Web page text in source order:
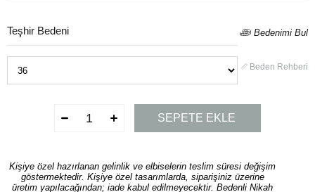
Bedenimi Bul
Beden Rehberi
Teşhir Bedeni
Kişiye özel hazırlanan gelinlik ve elbiselerin teslim süresi değişim
göstermektedir. Kişiye özel tasarımlarda, siparişiniz üzerine
üretim yapılacağından; iade kabul edilmeyecektir. Bedenli Nikah